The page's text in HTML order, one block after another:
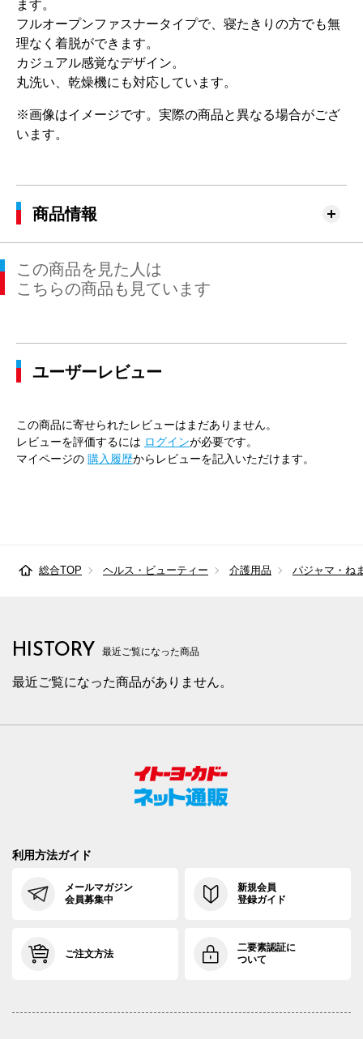
ます。
フルオープンファスナータイプで、寝たきりの方でも無
理なく着脱ができます。
カジュアル感覚なデザイン。
丸洗い、乾燥機にも対応しています。
※画像はイメージです。実際の商品と異なる場合がござ
います。
商品情報
この商品を見た人は
こちらの商品も見ています
ユーザーレビュー
この商品に寄せられたレビューはまだありません。
レビューを評価するには ログインが必要です。
マイページの 購入履歴からレビューを記入いただけます。
総合TOP ヘルス・ビューティー 介護用品 パジャマ・ね
HISTORY 最近ご覧になった商品
最近ご覧になった商品がありません。
利用方法ガイド
メールマガジン
会員募集中
新規会員
登録ガイド
ご注文方法
二要素認証に
ついて